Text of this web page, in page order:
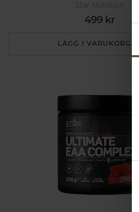
Star Nutrition
499 kr
LÄGG I VARUKORGEN